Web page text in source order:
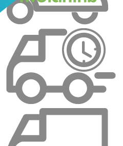
างๆ
เป็นการตัดเย็บผ้าม่านแบบซ่อนหู ทำให้
างม่าน เนื้อผ้าผลิตจากผ้าใย
คุณภาพดี มีความยืดหยุ่นและทนทาน
เป็นเอกลักษณ์มาในโทนสีที่สดใส
มแต่ยังสามารถช่วยกรองแสงแดด
กผู้คนภายนอกได้เป็นอย่างดี ช่วย
ป็นส่วนตัวยิ่งขึ้น เหมาะสำหรับนำไป
ยากาศที่น่าอยู่ และเพิ่มความโดด
ตกแต่งห้องได้อย่างลงตัว